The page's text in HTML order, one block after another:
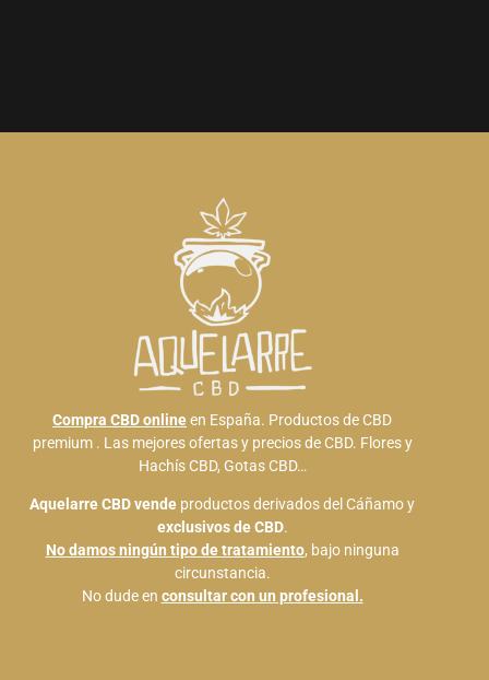
Compra CBD onlineen España. Productos de CBD
premium . Las mejores ofertas y precios de CBD. Flores y
Hachís CBD, Gotas CBD…
Aquelarre CBDvende productos derivados del Cáñamo y
exclusivos de CBD.
No damos ningún tipo de tratamiento, bajo ninguna
circunstancia.
No dude en consultar con un profesional.